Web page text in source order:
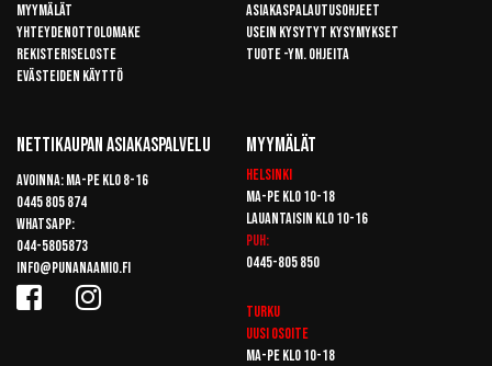
Myymälät
Yhteydenottolomake
Rekisteriseloste
Evästeiden käyttö
Asiakaspalautusohjeet
Usein kysytyt kysymykset
Tuote -ym. ohjeita
Nettikaupan Asiakaspalvelu
Avoinna: Ma-pe klo 8-16
0445 805 874
Whatsapp:
044-5805873
info@punanaamio.fi
Myymälät
Helsinki
Ma-pe klo 10-18
Lauantaisin klo 10-16
Puh:
0445-805 850
Turku
Uusi osoite
Ma-pe klo 10-18